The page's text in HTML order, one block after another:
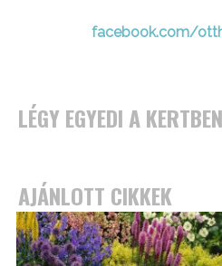
facebook.com/
LÉGY EGYEDI A
AJÁNLOTT CIKKEK